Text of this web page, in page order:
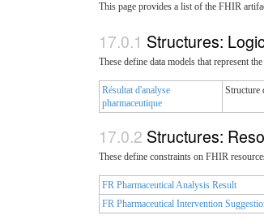
This page provides a list of the FHIR
Structures:
These define data models that represent
Résultat d'analyse
pharmaceutique
Structure
Structures:
These define constraints on FHIR
FR Pharmaceutical Analysis Result
FR Pharmaceutical Intervention